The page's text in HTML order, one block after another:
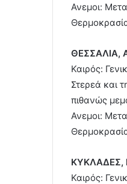
Ανεμοι:
ΘΕΣΣΑΛΙΑ,
Καιρός:
Στερεά και
πιθανώς
Ανεμοι:
ΚΥΚΛΑΔΕΣ,
Καιρός: